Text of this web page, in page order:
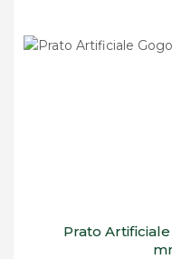
Prato